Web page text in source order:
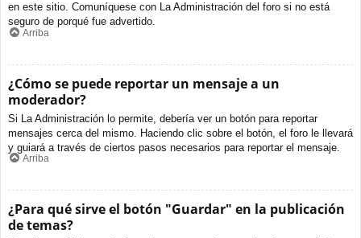
en este sitio. Comuníquese con La Administración del foro si no está
seguro de porqué fue advertido.
Arriba
¿Cómo se puede reportar un mensaje a un
moderador?
Si La Administración lo permite, debería ver un botón para reportar
mensajes cerca del mismo. Haciendo clic sobre el botón, el foro le llevará
y guiará a través de ciertos pasos necesarios para reportar el mensaje.
Arriba
¿Para qué sirve el botón "Guardar" en la publicación
de temas?